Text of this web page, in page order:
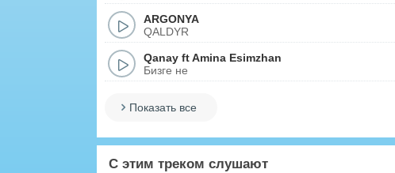
ARGONYA
QALDYR
Qanay ftAmina Esimzhan
Бизге не
Показать все
С этим треком слушают